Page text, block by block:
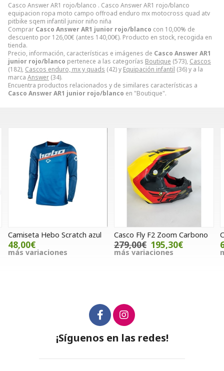
Casco Answer AR1 rojo/blanco . Casco Answer AR1 rojo/blanco
equipacion ropa moto campo offroad enduro mx motocross quad atv
pitbike sqem infantil junior niño niña
Comprar Casco Answer AR1 junior rojo/blanco con 10,00% de
descuento por 126,00€ (antes 140,00€). Producto en stock, recogida en
tienda.
Precio, información, características e imágenes de Casco Answer AR1
junior rojo/blanco pertenece a las categorías Boutique (573), Cascos
(182), Cascos enduro, mx y quads (42) y Equipación infantil (36) y a la
marca Answer (34).
Encuentra productos relacionados y de similares características a
Casco Answer AR1 junior rojo/blanco en "Boutique".
Casco Fly F2 Zoom Carbono
279,00€
más variaciones
Casco jet Unik Astro blanco
65,00€
más variaciones
¡Síguenos en las redes!